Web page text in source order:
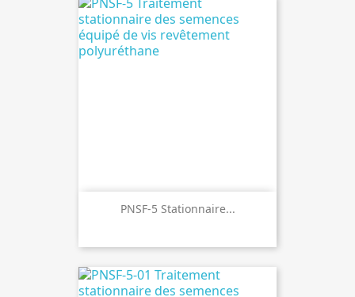
PNSF-5 Stationnaire...